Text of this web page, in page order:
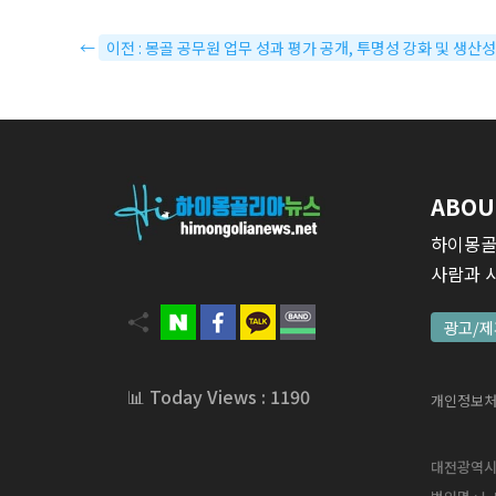
← 이전 : 몽골 공무원 업무 성과 평가 공개, 투명성 강화 및 생산
📊 Today Views : 1190
하이몽
사람과
광고/
개인정보
대전광역